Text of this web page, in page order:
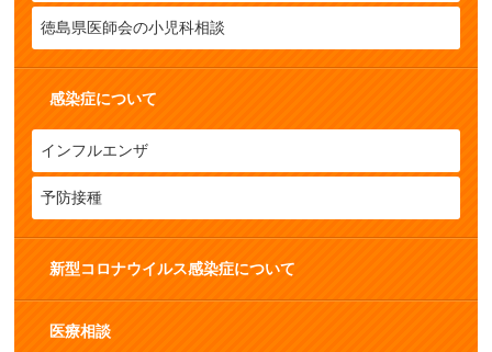
徳島県医師会の小児科相談
感染症について
インフルエンザ
予防接種
新型コロナウイルス感染症について
医療相談